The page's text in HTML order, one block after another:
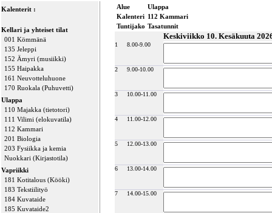
Kalenterit :
Kellari ja yhteiset tilat
001 Kömmänä
135 Jeleppi
152 Ämyri (musiikki)
155 Haipakka
161 Neuvotteluhuone
170 Ruokala (Puhuvetti)
Ulappa
110 Majakka (tietotori)
111 Vilimi (elokuvatila)
112 Kammari
201 Biologia
203 Fysiikka ja kemia
Nuokkari (Kirjastotila)
Vapriikki
181 Kotitalous (Kööki)
183 Tekstiilityö
184 Kuvataide
185 Kuvataide2
Alue
Ulappa
Kalenteri 112 Kammari
Tuntijako Tasatunnit
Keskiviikko 10. Kesäkuuta
1 8.00-9.00
2 9.00-10.00
3 10.00-11.00
4 11.00-12.00
5 12.00-13.00
6 13.00-14.00
7 14.00-15.00